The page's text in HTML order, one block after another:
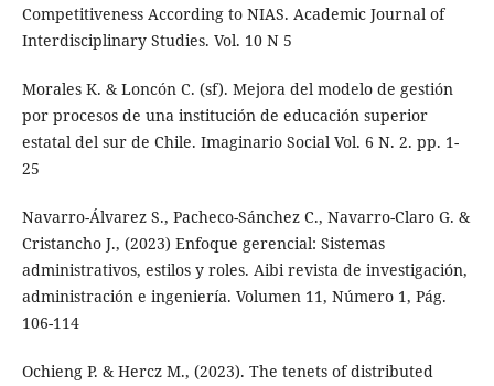
Competitiveness According to NIAS. Academic Journal of
Interdisciplinary Studies. Vol. 10 N 5
Morales K. & Loncón C. (sf). Mejora del modelo de gestión
por procesos de una institución de educación superior
estatal del sur de Chile. Imaginario Social Vol. 6 N. 2. pp. 1-
25
Navarro-Álvarez S., Pacheco-Sánchez C., Navarro-Claro G. &
Cristancho J., (2023) Enfoque gerencial: Sistemas
administrativos, estilos y roles. Aibi revista de investigación,
administración e ingeniería. Volumen 11, Número 1, Pág.
106-114
Ochieng P. & Hercz M., (2023). The tenets of distributed